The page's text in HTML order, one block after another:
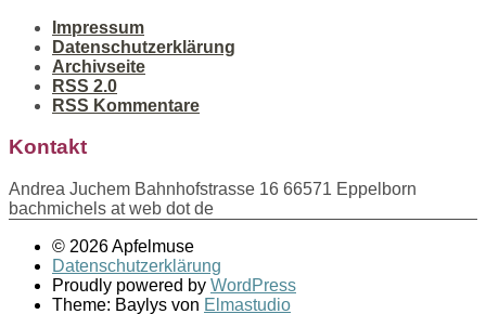
Impressum
Datenschutzerklärung
Archivseite
RSS 2.0
RSS Kommentare
Kontakt
Andrea Juchem Bahnhofstrasse 16 66571 Eppelborn
bachmichels at web dot de
© 2026 Apfelmuse
Datenschutzerklärung
Proudly powered by WordPress
Theme: Baylys von Elmastudio